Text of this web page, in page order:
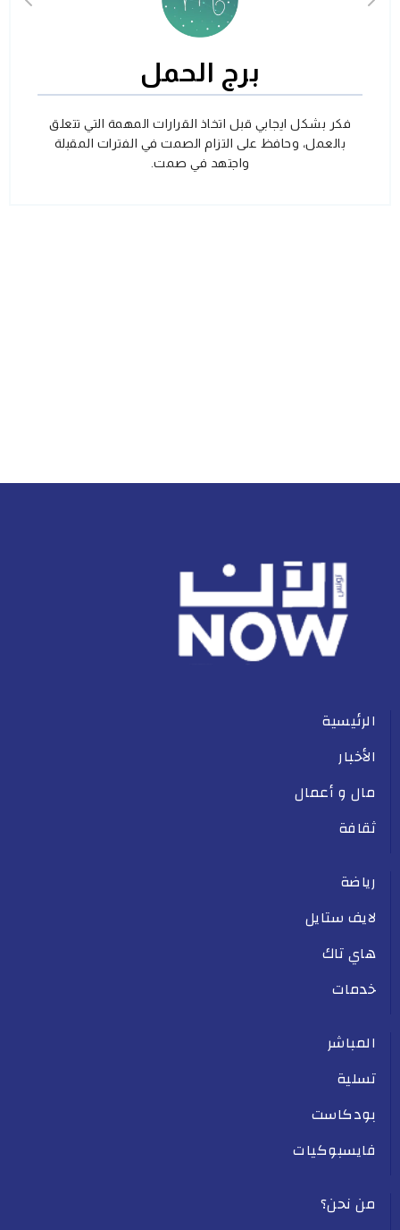
برج الحمل
فكر بشكل ايجابي قبل اتخاذ القرارات المهمة التي تتعلق
بالعمل، وحافظ على التزام الصمت في الفترات المقبلة
واجتهد في صمت.
الرئيسية
الأخبار
مال و أعمال
ثقافة
رياضة
لايف ستايل
هاي تاك
خدمات
المباشر
تسلية
بودكاست
فايسبوكيات
من نحن؟